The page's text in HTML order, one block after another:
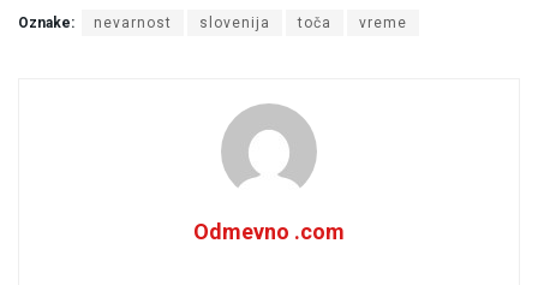
Oznake: nevarnost slovenija toča vreme
Odmevno .com